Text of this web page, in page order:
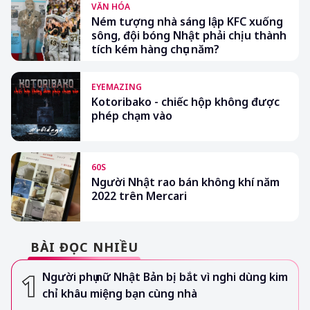
VĂN HÓA
Ném tượng nhà sáng lập KFC xuống
sông, đội bóng Nhật phải chịu thành
tích kém hàng chục năm?
EYEMAZING
Kotoribako - chiếc hộp không được
phép chạm vào
60S
Người Nhật rao bán không khí năm
2022 trên Mercari
BÀI ĐỌC NHIỀU
Người phụ nữ Nhật Bản bị bắt vì nghi dùng kim
chỉ khâu miệng bạn cùng nhà